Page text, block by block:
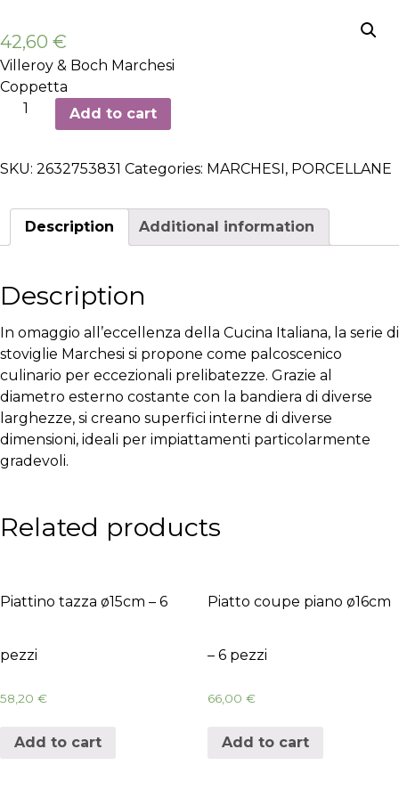
42,60 €
Villeroy & Boch Marchesi
Coppetta
Coppetta
pezzi
Add to cart
SKU: 2632753831 Categories: MARCHESI, PORCELLANE
Description Additional information
Description
In omaggio all’eccellenza della Cucina Italiana, la serie di
stoviglie Marchesi si propone come palcoscenico
culinario per eccezionali prelibatezze. Grazie al
diametro esterno costante con la bandiera di diverse
larghezze, si creano superfici interne di diverse
dimensioni, ideali per impiattamenti particolarmente
gradevoli.
Related products
Piattino tazza ø15cm – 6
pezzi
58,20 €
Add to cart
Piatto coupe piano ø16cm
– 6 pezzi
66,00 €
Add to cart